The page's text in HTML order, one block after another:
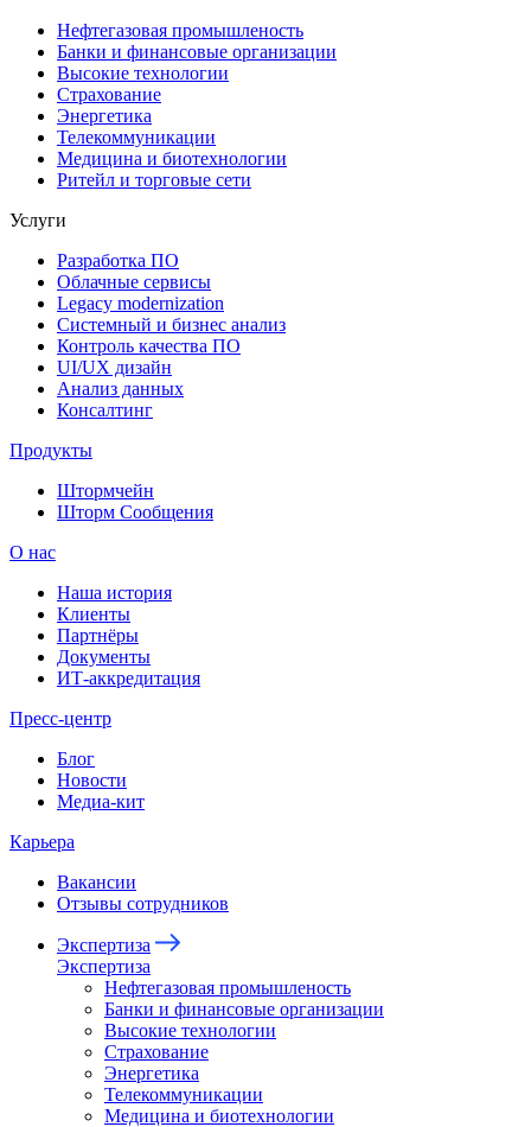
Нефтегазовая промышленость
Банки и финансовые организации
Высокие технологии
Страхование
Энергетика
Телекоммуникации
Медицина и биотехнологии
Ритейл и торговые сети
Услуги
Разработка ПО
Облачные сервисы
Legacy modernization
Системный и бизнес анализ
Контроль качества ПО
UI/UX дизайн
Анализ данных
Консалтинг
Продукты
Штормчейн
Шторм Сообщения
О нас
Наша история
Клиенты
Партнёры
Документы
ИТ-аккредитация
Пресс-центр
Блог
Новости
Медиа-кит
Карьера
Вакансии
Отзывы сотрудников
Экспертиза
Экспертиза
Нефтегазовая промышленость
Банки и финансовые организации
Высокие технологии
Страхование
Энергетика
Телекоммуникации
Медицина и биотехнологии